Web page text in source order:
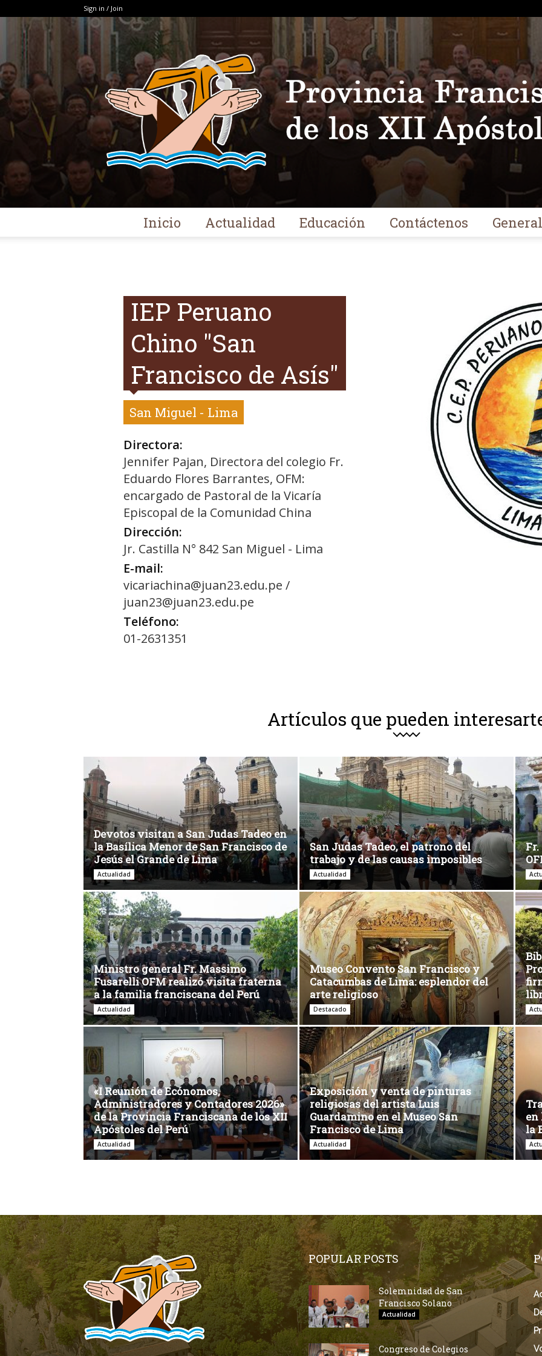
Sign in / Join
Inicio Actualidad Educación Contáctenos General
IEP Peruano
Chino "San
Francisco de Asís"
San Miguel - Lima
Directora:
Jennifer Pajan, Directora del colegio Fr.
Eduardo Flores Barrantes, OFM:
encargado de Pastoral de la Vicaría
Episcopal de la Comunidad China
Dirección:
Jr. Castilla N° 842 San Miguel - Lima
E-mail:
vicariachina@juan23.edu.pe /
juan23@juan23.edu.pe
Teléfono:
01-2631351
Artículos que pueden
Devotos visitan a San Judas Tadeo en
la Basílica Menor de San Francisco de
Jesús el Grande de Lima
Actualidad
San Judas Tadeo, el patrono del
trabajo y de las causas imposibles
Actualidad
Fr.
Ministro general Fr. Massimo
Fusarelli OFM realizó visita fraterna
a la familia franciscana del Perú
Actualidad
Museo Convento San Francisco y
Catacumbas de Lima: esplendor del
arte religioso
Destacado
«I Reunión de Ecónomos,
Administradores y Contadores 2026»
de la Provincia Franciscana de los XII
Apóstoles del Perú
Actualidad
Exposición y venta de pinturas
religiosas del artista Luis
Guardamino en el Museo San
Francisco de Lima
Actualidad
en
la
POPULAR POSTS
Solemnidad de San
Francisco Solano
Actualidad
Congreso de Colegios